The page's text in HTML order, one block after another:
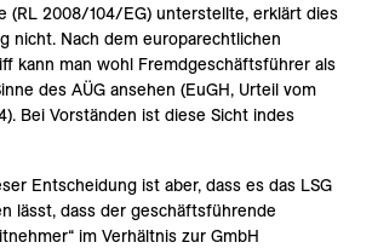
(RL 2008/104/EG) unterstellte, erklärt dies
nicht. Nach dem europarechtlichen
kann man wohl Fremdgeschäftsführer als
des AÜG ansehen (EuGH, Urteil vom
Bei Vorständen ist diese Sicht indes
Entscheidung ist aber, dass es das LSG
lässt, dass der geschäftsführende
im Verhältnis zur GmbH